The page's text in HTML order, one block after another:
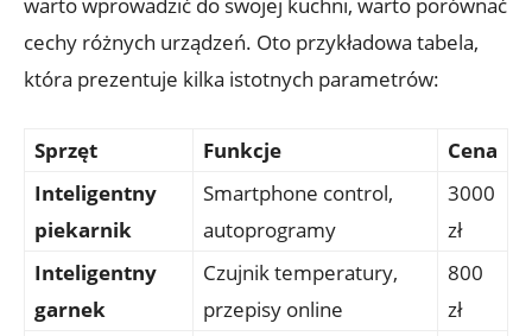
cechy różnych urządzeń. Oto przykładowa tabela,
która prezentuje kilka istotnych parametrów:
Sprzęt Funkcje
Cena
Inteligentny
piekarnik
Smartphone control,
autoprogramy
3000
zł
Inteligentny
garnek
Czujnik temperatury,
przepisy online
800
zł